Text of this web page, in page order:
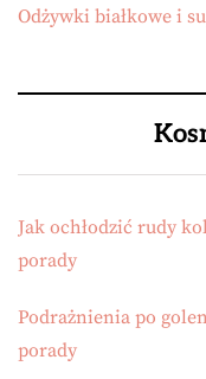
Odżywki białkowe i
Jak ochłodzić rudy
porady
Podrażnienia po
porady